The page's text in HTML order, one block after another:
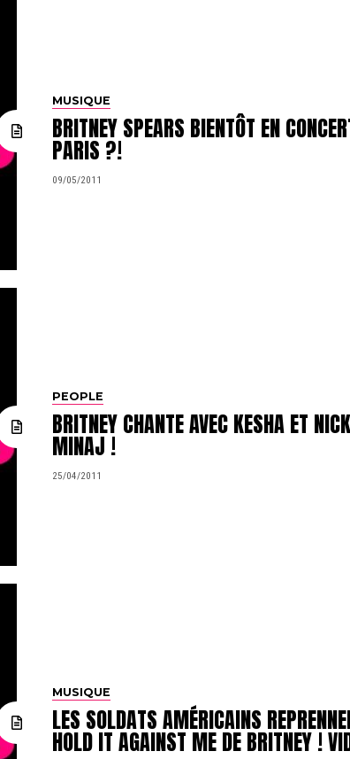
MUSIQUE
BRITNEY SPEARS BIENTÔT EN
PARIS ?!
09/05/2011
PEOPLE
BRITNEY CHANTE AVEC KESHA ET
MINAJ !
25/04/2011
MUSIQUE
LES SOLDATS AMÉRICAINS
HOLD IT AGAINST ME DE BRITNEY !